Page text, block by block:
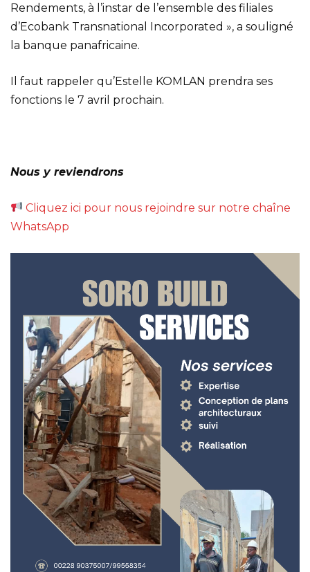
Rendements, à l’instar de l’ensemble des filiales
d’Ecobank Transnational Incorporated », a souligné
la banque panafricaine.
Il faut rappeler qu’Estelle KOMLAN prendra ses
fonctions le 7 avril prochain.
Nous y reviendrons
Cliquez ici pour nous rejoindre sur notre chaîne
WhatsApp